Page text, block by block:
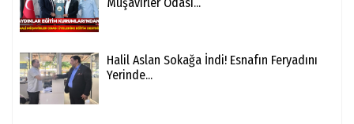
Halil Aslan Sokağa İndi! Esnafın Feryadını
Yerinde...